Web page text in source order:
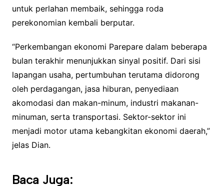
untuk perlahan membaik, sehingga roda
perekonomian kembali berputar.
“Perkembangan ekonomi Parepare dalam beberapa
bulan terakhir menunjukkan sinyal positif. Dari sisi
lapangan usaha, pertumbuhan terutama didorong
oleh perdagangan, jasa hiburan, penyediaan
akomodasi dan makan-minum, industri makanan-
minuman, serta transportasi. Sektor-sektor ini
menjadi motor utama kebangkitan ekonomi daerah,”
jelas Dian.
Baca Juga: